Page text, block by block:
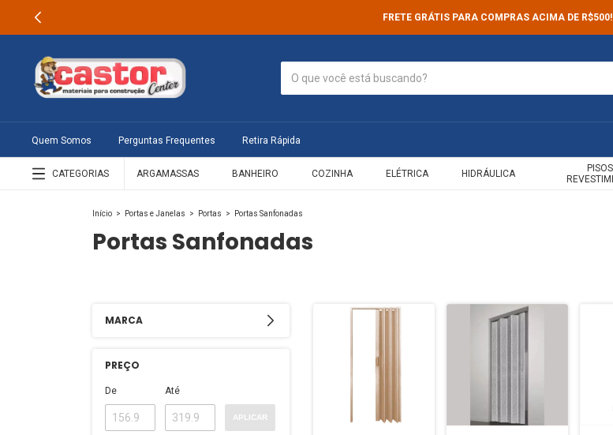
FRETE GRÁTIS PARA COMPRAS ACIMA DE
Quem Somos Perguntas Frequentes Retira Rápida
CATEGORIAS ARGAMASSAS BANHEIRO COZINHA ELÉTRICA HIDRÁULICA
Início > Portas e Janelas > Portas > Portas Sanfonadas
Portas Sanfonadas
MARCA
PREÇO
De Até
APLICAR